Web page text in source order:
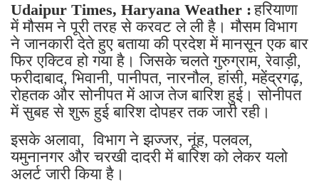
Udaipur Times, Haryana Weather : हरियाणा
में मौसम ने पूरी तरह से करवट ले ली है। मौसम विभाग
ने जानकारी देते हुए बताया की प्रदेश में मानसून एक बार
फिर एक्टिव हो गया है। जिसके चलते गुरुग्राम, रेवाड़ी,
फरीदाबाद, भिवानी, पानीपत, नारनौल, हांसी, महेंद्रगढ़,
रोहतक और सोनीपत में आज तेज बारिश हुई। सोनीपत
में सुबह से शुरू हुई बारिश दोपहर तक जारी रही।
इसके अलावा, विभाग ने झज्जर, नूंह, पलवल,
यमुनानगर और चरखी दादरी में बारिश को लेकर यलो
अलर्ट जारी किया है।